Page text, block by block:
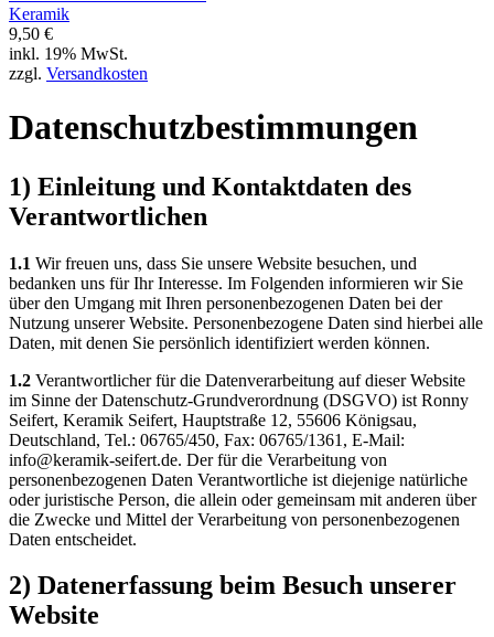
Keramik
9,50 €
inkl. 19% MwSt.
zzgl. Versandkosten
Datenschutzbestimmungen
1) Einleitung und Kontaktdaten des
Verantwortlichen
1.1 Wir freuen uns, dass Sie unsere Website besuchen, und
bedanken uns für Ihr Interesse. Im Folgenden informieren wir Sie
über den Umgang mit Ihren personenbezogenen Daten bei der
Nutzung unserer Website. Personenbezogene Daten sind hierbei alle
Daten, mit denen Sie persönlich identifiziert werden können.
1.2 Verantwortlicher für die Datenverarbeitung auf dieser Website
im Sinne der Datenschutz-Grundverordnung (DSGVO) ist Ronny
Seifert, Keramik Seifert, Hauptstraße 12, 55606 Königsau,
Deutschland, Tel.: 06765/450, Fax: 06765/1361, E-Mail:
info@keramik-seifert.de. Der für die Verarbeitung von
personenbezogenen Daten Verantwortliche ist diejenige natürliche
oder juristische Person, die allein oder gemeinsam mit anderen über
die Zwecke und Mittel der Verarbeitung von personenbezogenen
Daten entscheidet.
2) Datenerfassung beim Besuch unserer
Website